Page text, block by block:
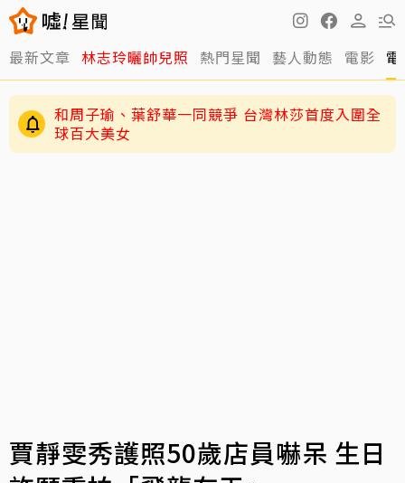
最新文章 林志玲曬帥兒照 熱門星聞 藝人動態 電影
和周子瑜、葉舒華一同競爭 台灣林莎首度入圍全
球百大美女
賈靜雯秀護照50歲店員嚇呆 生日